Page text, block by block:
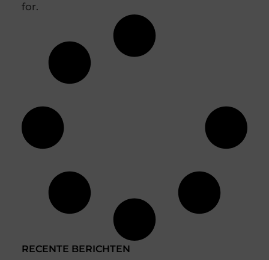
RECENTE BERICHTEN
for.